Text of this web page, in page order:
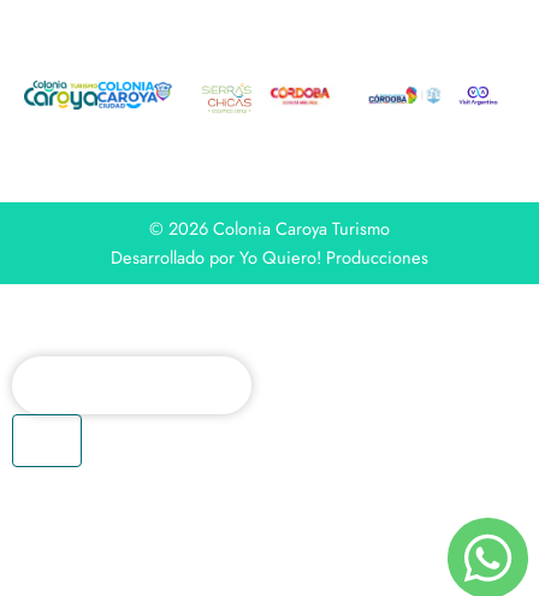
© 2026 Colonia Caroya Turismo
Desarrollado por Yo Quiero! Producciones